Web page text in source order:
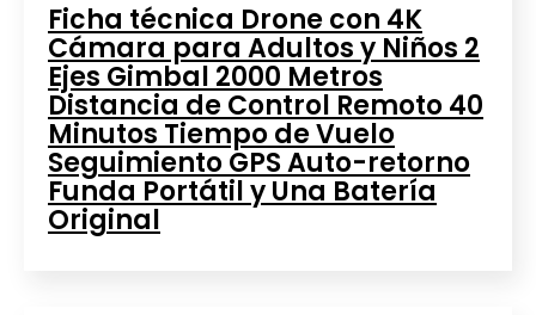
Ficha técnica Drone con 4K
Cámara para Adultos y Niños 2
Ejes Gimbal 2000 Metros
Distancia de Control Remoto 40
Minutos Tiempo de Vuelo
Seguimiento GPS Auto-retorno
Funda Portátil y Una Batería
Original